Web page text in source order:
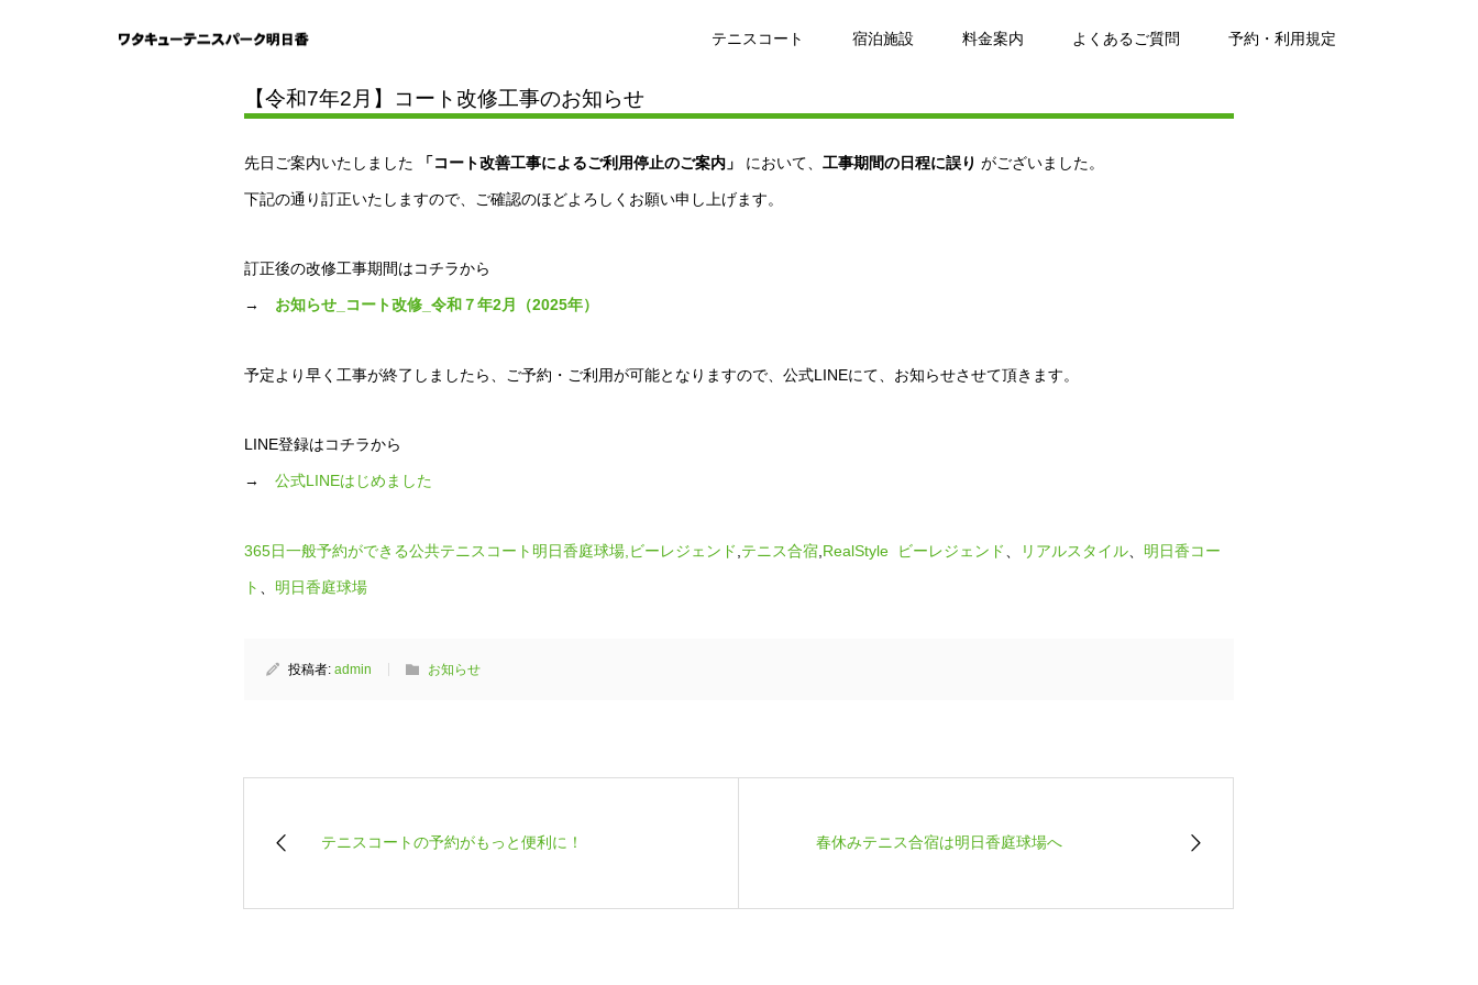
テニスコート 宿泊施設 料金案内 よくあるご質問 予約・利用規定
【令和7年2月】コート改修工事のお知らせ
先日ご案内いたしました 「コート改善工事によるご利用停止のご案内」 において、 工事期間の日程に誤り がございました。
下記の通り訂正いたしますので、ご確認のほどよろしくお願い申し上げます。
訂正後の改修工事期間はコチラから
→ お知らせ_コート改修_令和７年2月（2025年）
予定より早く工事が終了しましたら、ご予約・ご利用が可能となりますので、公式LINEにて、お知らせさせて頂きます。
LINE登録はコチラから
→ 公式LINEはじめました
365日一般予約ができる公共テニスコート明日香庭球場, ビーレジェンド テニス合宿 RealStyle ビーレジェンド リアルスタイル 明日香コー
ト 明日香庭球場
投稿者: admin お知らせ
テニスコートの予約がもっと便利に！ 春休みテニス合宿は明日香庭球場へ